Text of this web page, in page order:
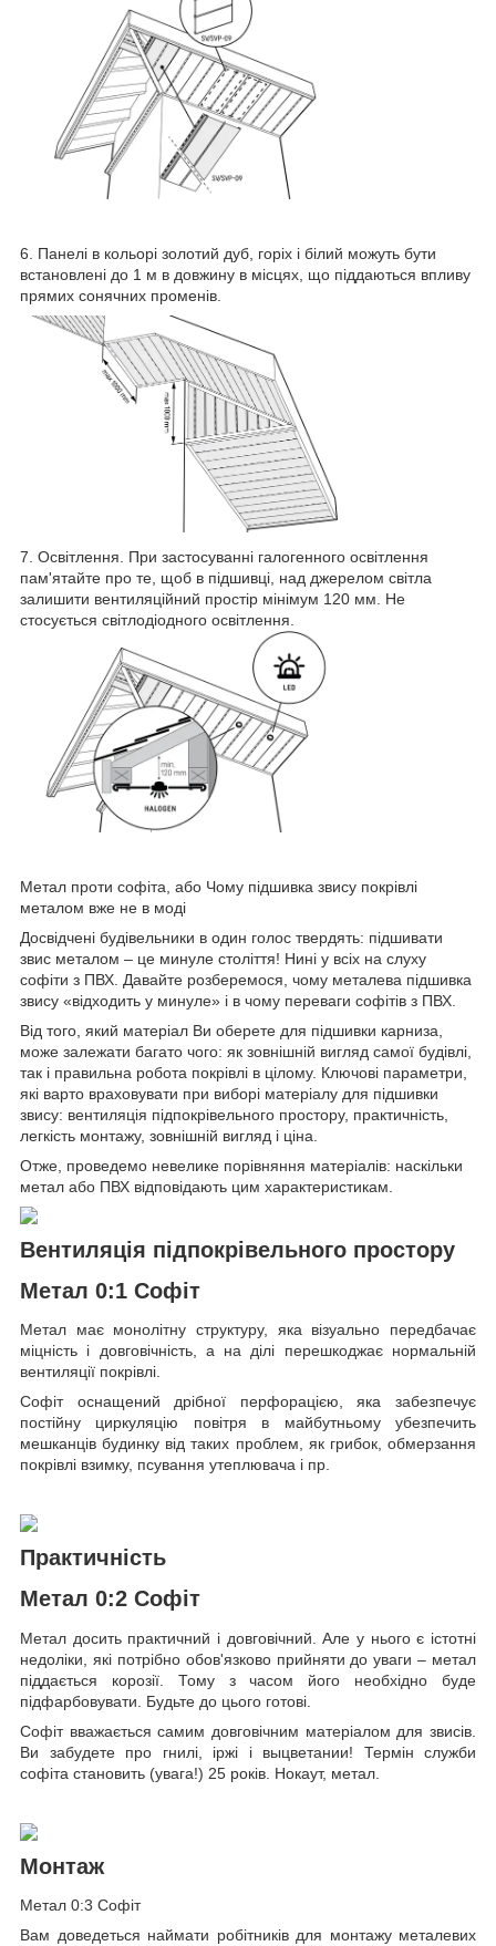
6. Панелі в кольорі золотий дуб, горіх і білий можуть бути
встановлені до 1 м в довжину в місцях, що піддаються впливу
прямих сонячних променів.
7. Освітлення. При застосуванні галогенного освітлення
пам'ятайте про те, щоб в підшивці, над джерелом світла
залишити вентиляційний простір мінімум 120 мм. Не
стосується світлодіодного освітлення.
Метал проти софіта, або Чому підшивка звису покрівлі
металом вже не в моді
Досвідчені будівельники в один голос твердять: підшивати
звис металом – це минуле століття! Нині у всіх на слуху
софіти з ПВХ. Давайте розберемося, чому металева підшивка
звису «відходить у минуле» і в чому переваги софітів з ПВХ.
Від того, який матеріал Ви оберете для підшивки карниза,
може залежати багато чого: як зовнішній вигляд самої будівлі,
так і правильна робота покрівлі в цілому. Ключові параметри,
які варто враховувати при виборі матеріалу для підшивки
звису: вентиляція підпокрівельного простору, практичність,
легкість монтажу, зовнішній вигляд і ціна.
Отже, проведемо невелике порівняння матеріалів: наскільки
метал або ПВХ відповідають цим характеристикам.
Вентиляція підпокрівельного простору
Метал 0:1 Софіт
Метал має монолітну структуру, яка візуально передбачає
міцність і довговічність, а на ділі перешкоджає нормальній
вентиляції покрівлі.
Софіт оснащений дрібної перфорацією, яка забезпечує
постійну циркуляцію повітря в майбутньому убезпечить
мешканців будинку від таких проблем, як грибок, обмерзання
покрівлі взимку, псування утеплювача і пр.
Практичність
Метал 0:2 Софіт
Метал досить практичний і довговічний. Але у нього є істотні
недоліки, які потрібно обов'язково прийняти до уваги – метал
піддається корозії. Тому з часом його необхідно буде
підфарбовувати. Будьте до цього готові.
Софіт вважається самим довговічним матеріалом для звисів.
Ви забудете про гнилі, іржі і выцветании! Термін служби
софіта становить (увага!) 25 років. Нокаут, метал.
Монтаж
Метал 0:3 Софіт
Вам доведеться наймати робітників для монтажу металевих